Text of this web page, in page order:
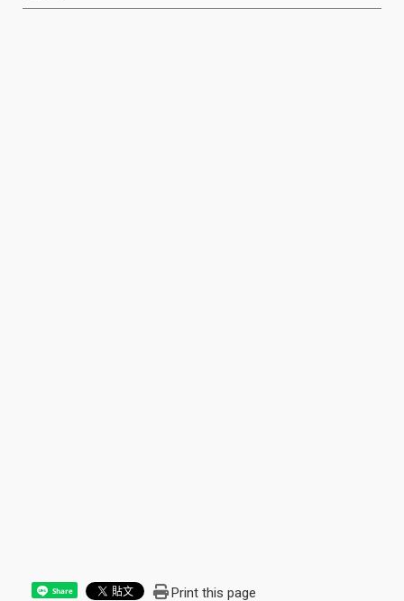
Share Print this page